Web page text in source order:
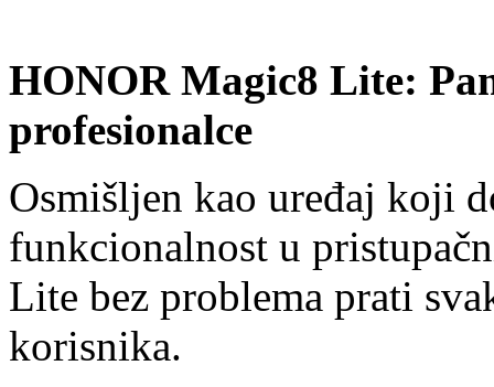
HONOR Magic8 Lite:
profesionalce
Osmišljen kao uređaj koji
funkcionalnost u
Lite bez problema prati
korisnika.